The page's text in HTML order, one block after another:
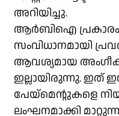
അറിയിച്ചു.
ആർ‌ബി‌ഐ
സംവിധാനമായി
ആവശ്യമായ
ഇല്ലായിരുന്നു. ഇത്
പേയ്‌മെന്റുകളെ
ലംഘനമാക്കി